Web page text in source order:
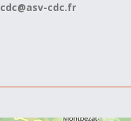
cdc@asv-cdc.fr